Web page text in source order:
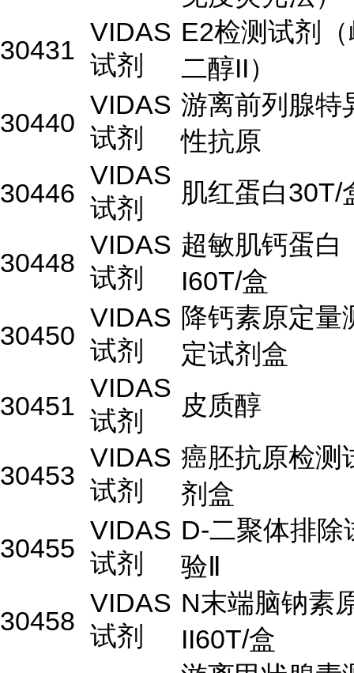
30431
VIDAS
试剂
E2检测试剂
二醇II）
30440
VIDAS
试剂
游离前列腺特
性抗原
30446
VIDAS
试剂
肌红蛋白30T/
30448
VIDAS
试剂
超敏肌钙蛋白
I60T/盒
30450
VIDAS
试剂
降钙素原定量
定试剂盒
30451
VIDAS
试剂
皮质醇
30453
VIDAS
试剂
癌胚抗原检测
剂盒
30455
VIDAS
试剂
D-二聚体排除
验Ⅱ
30458
VIDAS
试剂
N末端脑钠素
II60T/盒